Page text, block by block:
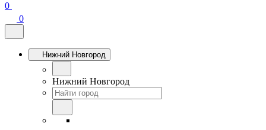
0
0
Нижний Новгород
Нижний Новгород